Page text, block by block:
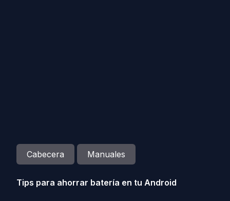
Cabecera Manuales
Tips para ahorrar batería en tu Android